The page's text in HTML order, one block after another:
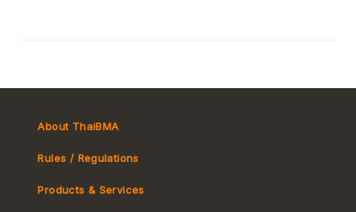
About ThaiBMA
Rules / Regulations
Products & Services